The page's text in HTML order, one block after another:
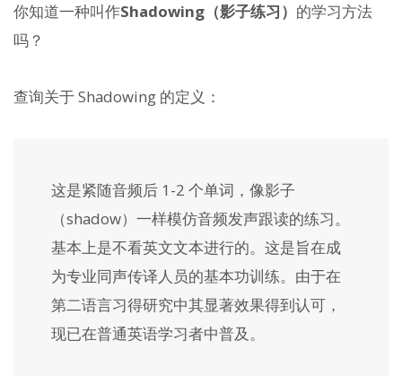
你知道一种叫作Shadowing（影子练习） 的学习方法
吗？
查询关于 Shadowing 的定义：
这是紧随音频后 1-2 个单词，像影子
（shadow）一样模仿音频发声跟读的练习。
基本上是不看英文文本进行的。这是旨在成
为专业同声传译人员的基本功训练。由于在
第二语言习得研究中其显著效果得到认可，
现已在普通英语学习者中普及。